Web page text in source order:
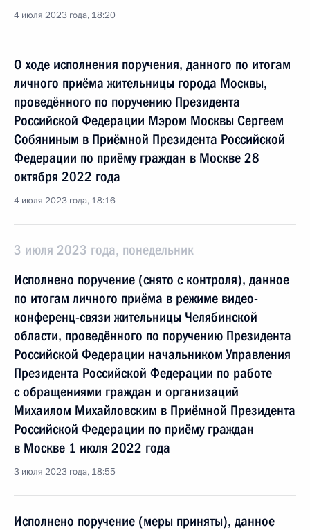
4 июля 2023 года, 18:20
О ходе исполнения поручения, данного по итогам
личного приёма жительницы города Москвы,
проведённого по поручению Президента
Российской Федерации Мэром Москвы Сергеем
Собяниным в Приёмной Президента Российской
Федерации по приёму граждан в Москве 28
октября 2022 года
4 июля 2023 года, 18:16
3 июля 2023 года, понедельник
Исполнено поручение (снято с контроля), данное
по итогам личного приёма в режиме видео-
конференц-связи жительницы Челябинской
области, проведённого по поручению Президента
Российской Федерации начальником Управления
Президента Российской Федерации по работе
с обращениями граждан и организаций
Михаилом Михайловским в Приёмной Президента
Российской Федерации по приёму граждан
в Москве 1 июля 2022 года
3 июля 2023 года, 18:55
Исполнено поручение (меры приняты), данное